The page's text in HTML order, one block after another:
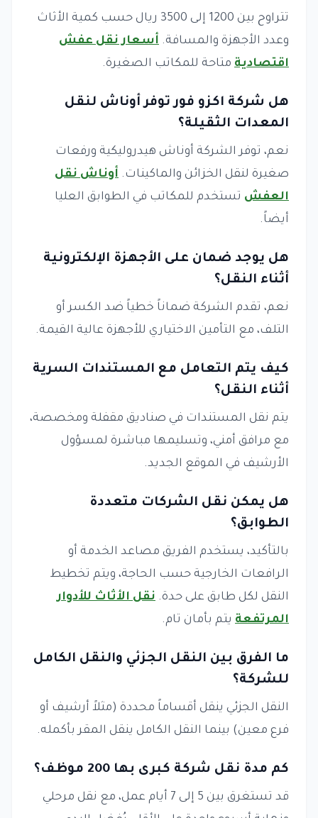
تتراوح بين 1200 إلى 3500 ريال حسب كمية الأثاث
وعدد الأجهزة والمسافة. أسعار نقل عفش
اقتصادية متاحة للمكاتب الصغيرة.
هل شركة اكزو فور توفر أوناش لنقل
المعدات الثقيلة؟
نعم، توفر الشركة أوناش هيدروليكية ورفعات
صغيرة لنقل الخزائن والماكينات. أوناش نقل
العفش تستخدم للمكاتب في الطوابق العليا
أيضاً.
هل يوجد ضمان على الأجهزة الإلكترونية
أثناء النقل؟
نعم، تقدم الشركة ضماناً خطياً ضد الكسر أو
التلف، مع التأمين الاختياري للأجهزة عالية القيمة.
كيف يتم التعامل مع المستندات السرية
أثناء النقل؟
يتم نقل المستندات في صناديق مقفلة ومخصصة،
مع مرافق أمني، وتسليمها مباشرة لمسؤول
الأرشيف في الموقع الجديد.
هل يمكن نقل الشركات متعددة
الطوابق؟
بالتأكيد، يستخدم الفريق مصاعد الخدمة أو
الرافعات الخارجية حسب الحاجة، ويتم تخطيط
النقل لكل طابق على حدة. نقل الأثاث للأدوار
المرتفعة يتم بأمان تام.
ما الفرق بين النقل الجزئي والنقل الكامل
للشركة؟
النقل الجزئي ينقل أقساماً محددة (مثلاً أرشيف أو
فرع معين) بينما النقل الكامل ينقل المقر بأكمله.
كم مدة نقل شركة كبرى بها 200 موظف؟
قد تستغرق بين 5 إلى 7 أيام عمل، مع نقل مرحلي